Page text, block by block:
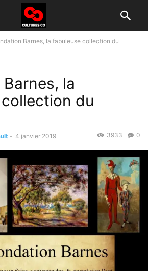
Barnes, la fabuleuse collection du
la
du
- 4 janvier 2019 0
3933